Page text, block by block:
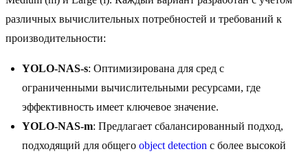
различных вычислительных потребностей и требований к
производительности:
YOLO-NAS-s: Оптимизирована для сред с
ограниченными вычислительными ресурсами, где
эффективность имеет ключевое значение.
YOLO-NAS-m: Предлагает сбалансированный подход,
подходящий для общего object detection с более высокой